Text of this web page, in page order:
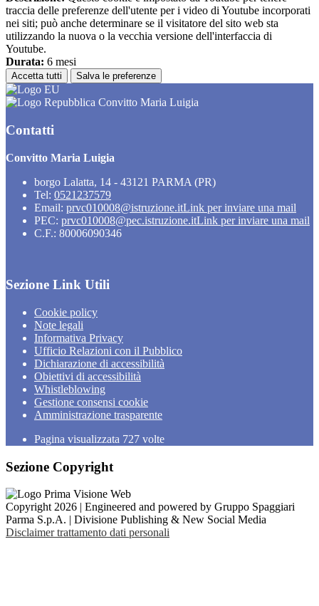
traccia delle preferenze dell'utente per i video di Youtube incorporati
nei siti; può anche determinare se il visitatore del sito web sta
utilizzando la nuova o la vecchia versione dell'interfaccia di
Youtube.
Durata: 6 mesi
Accetta tutti Salva le preferenze
Convitto Maria Luigia
Contatti
Convitto Maria Luigia
borgo Lalatta, 14 - 43121 PARMA (PR)
Tel: 0521237579
Email: prvc010008@istruzione.itLink per inviare una mail
PEC: prvc010008@pec.istruzione.itLink per inviare una mail
C.F.: 80006090346
Sezione Link Utili
Cookie policy
Note legali
Informativa Privacy
Ufficio Relazioni con il Pubblico
Dichiarazione di accessibilità
Obiettivi di accessibilità
Whistleblowing
Gestione consensi cookie
Amministrazione trasparente
Pagina visualizzata 727 volte
Sezione Copyright
Copyright 2026 | Engineered and powered by Gruppo Spaggiari
Parma S.p.A. | Divisione Publishing & New Social Media
Disclaimer trattamento dati personali